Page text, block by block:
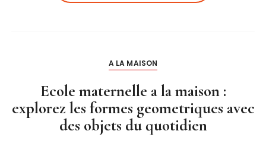
A LA MAISON
Ecole maternelle a la maison :
explorez les formes geometriques avec
des objets du quotidien